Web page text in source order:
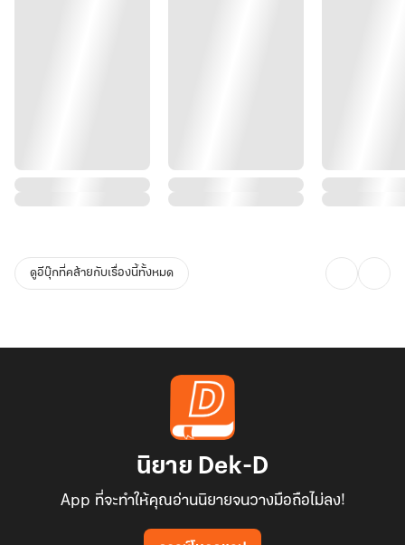
ดูอีบุ๊กที่คล้ายกับเรื่องนี้ทั้งหมด
นิยาย Dek-D
App ที่จะทำให้คุณอ่านนิยายจนวางมือถือไม่ลง!